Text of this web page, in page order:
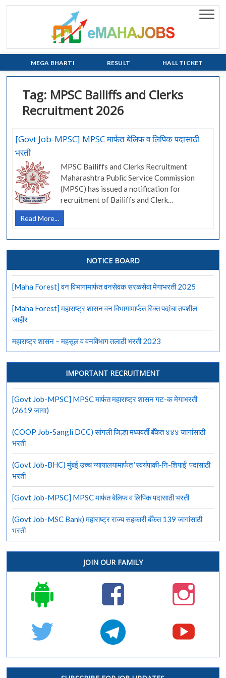
Skip
MEGA BHARTI RESULT HALL TICKET
Tag: MPSC Bailiffs and Clerks
Recruitment 2026
[Govt Job-MPSC] MPSC मार्फत बेलिफ व लिपिक पदासाठी
भरती
MPSC Bailiffs and Clerks Recruitment
Maharashtra Public Service Commission
(MPSC) has issued a notification for
recruitment of Bailiffs and Clerk…
Read More...
Job-
MPSC]
MPSC
बेलिफ
लिपिक
भरती
NOTICE BOARD
[Maha Forest] वन विभागामार्फत वनसेवक सरळसेवा मेगाभरती 2025
[Maha Forest] महाराष्ट्र शासन वन विभागामार्फत रिक्त पदांचा तपशील
जाहीर
महाराष्ट्र शासन – महसूल व वनविभाग तलाठी भरती 2023
IMPORTANT RECRUITMENT
[Govt Job-MPSC] MPSC मार्फत महाराष्ट्र शासन गट-क मेगाभरती
(2619 जागा)
(COOP Job-Sangli DCC) सांगली जिल्हा मध्यवर्ती बँकेत ४४४ जागांसाठी
भरती
(Govt Job-BHC) मुंबई उच्च न्यायालयामार्फत ‘स्वयंपाकी-नि-शिपाई’ पदासाठी
भरती
[Govt Job-MPSC] MPSC मार्फत बेलिफ व लिपिक पदासाठी भरती
(Govt Job-MSC Bank) महाराष्ट्र राज्य सहकारी बँकेत 139 जागांसाठी
भरती
JOIN OUR FAMILY